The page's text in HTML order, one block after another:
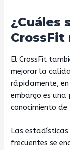
¿Cuáles
CrossFit
El CrossFit
mejorar la
rápidamente,
embargo es una
conocimiento
Las
frecuentes se